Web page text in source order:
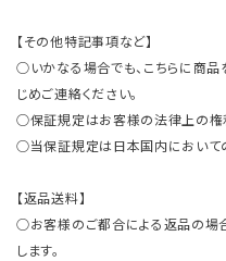
【その他特記事項など】
○いかなる場合でも、こちらに商品
じめご連絡ください。
○保証規定はお客様の法律上の権
○当保証規定は日本国内において
【返品送料】
○お客様のご都合による返品の場
します。